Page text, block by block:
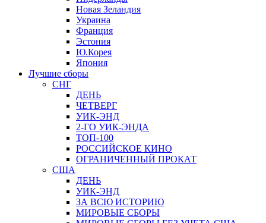
Новая Зеландия
Украина
Франция
Эстония
Ю.Корея
Япония
Лучшие сборы
СНГ
ДЕНЬ
ЧЕТВЕРГ
УИК-ЭНД
2-ГО УИК-ЭНДА
ТОП-100
РОССИЙСКОЕ КИНО
ОГРАНИЧЕННЫЙ ПРОКАТ
США
ДЕНЬ
УИК-ЭНД
ЗА ВСЮ ИСТОРИЮ
МИРОВЫЕ СБОРЫ